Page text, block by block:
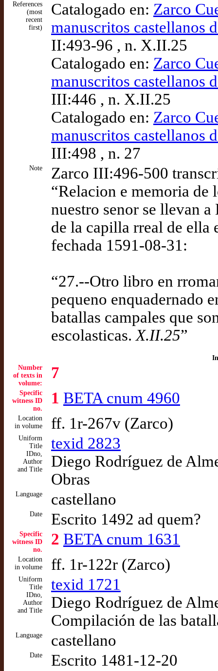
References
(most
recent
first)
Catalogado en: Zarco
manuscritos castellanos
II:493-96 , n. X.II.25
Catalogado en: Zarco
manuscritos castellanos
III:446 , n. X.II.25
Catalogado en: Zarco
manuscritos castellanos
III:498 , n. 27
Note
Zarco III:496-500
“Relacion e memoria de
nuestro senor se llevan
de la capilla rreal de ella
fechada 1591-08-31:
“27.--Otro libro en
pequeno enquadernado
batallas campales que
escolasticas. X.II.25”
Number
of texts in
volume:
7
Specific
witness ID
no.
1 BETA cnum 4960
Location
in volume
ff. 1r-267v (Zarco)
Uniform
Title
IDno,
Author
and Title
texid 2823
Diego Rodríguez de
Obras
Language castellano
Date Escrito 1492 ad quem?
Specific
witness ID
no.
2 BETA cnum 1631
Location
in volume
ff. 1r-122r (Zarco)
Uniform
Title
IDno,
Author
and Title
texid 1721
Diego Rodríguez de
Compilación de las
Language castellano
Date Escrito 1481-12-20